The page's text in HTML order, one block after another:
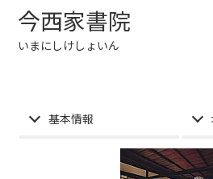
今西家書院
いまにしけしょいん
基本情報